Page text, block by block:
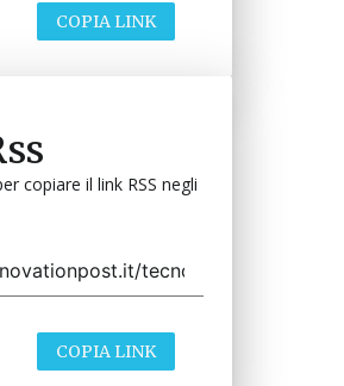
COPIA LINK
copiare il link RSS negli
COPIA LINK